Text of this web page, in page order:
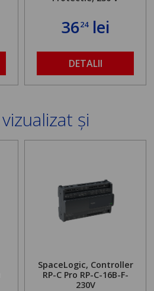
3624lei
DETALII
și
SpaceLogic, Controller
RP-C Pro RP-C-16B-F-
230V